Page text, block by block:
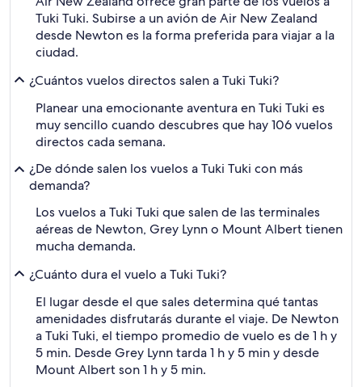
Tuki Tuki. Subirse a un avión de Air New Zealand
desde Newton es la forma preferida para viajar a la
ciudad.
¿Cuántos vuelos directos salen a Tuki Tuki?
Planear una emocionante aventura en Tuki Tuki es
muy sencillo cuando descubres que hay 106 vuelos
directos cada semana.
¿De dónde salen los vuelos a Tuki Tuki con más
demanda?
Los vuelos a Tuki Tuki que salen de las terminales
aéreas de Newton, Grey Lynn o Mount Albert tienen
mucha demanda.
¿Cuánto dura el vuelo a Tuki Tuki?
El lugar desde el que sales determina qué tantas
amenidades disfrutarás durante el viaje. De Newton
a Tuki Tuki, el tiempo promedio de vuelo es de 1 h y
5 min. Desde Grey Lynn tarda 1 h y 5 min y desde
Mount Albert son 1 h y 5 min.